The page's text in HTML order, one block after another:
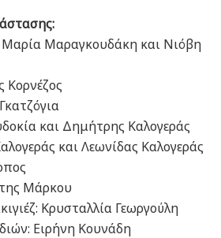
Μαρία Μαραγκουδάκη και Νιόβη
Κορνέζος
και Δημήτρης Καλογεράς
και Λεωνίδας Καλογεράς
Μάρκου
Κρυσταλλία Γεωργούλη
Ειρήνη Κουνάδη